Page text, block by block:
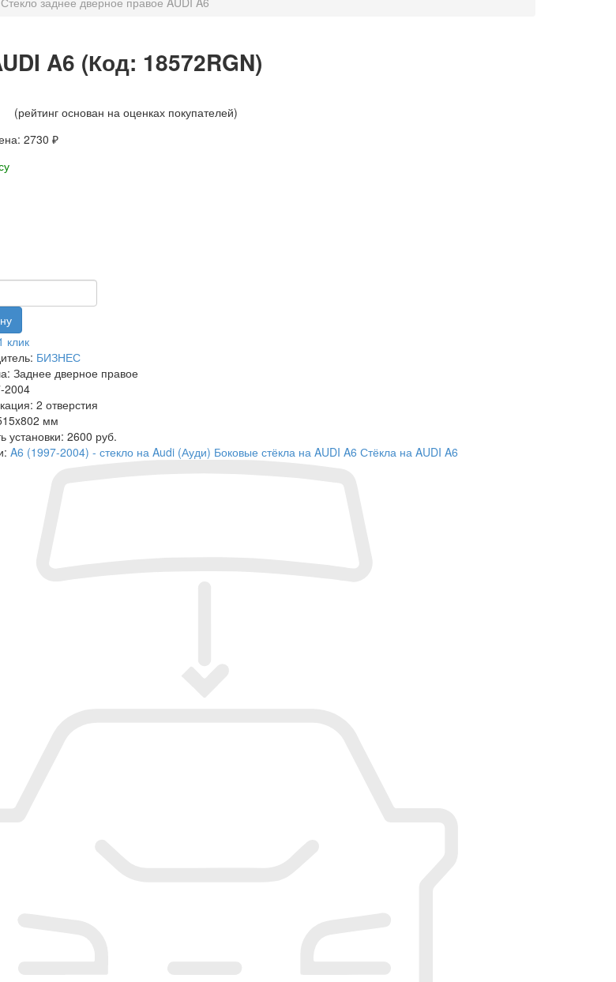
A6 (Код: 18572RGN)
(рейтинг основан на оценках покупателей)
2730 ₽
клик
БИЗНЕС
Заднее дверное правое
2004
2 отверстия
мм
установки: 2600 руб.
A6 (1997-2004) - стекло на Audi (Ауди) Боковые стёкла на AUDI A6 Стёкла на AUDI A6